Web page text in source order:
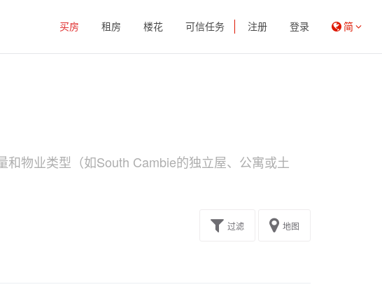
买房 租房 楼花 可信任务 注册 登录 简
物业类型（如South Cambie的独立屋、公寓或土
过滤 地图